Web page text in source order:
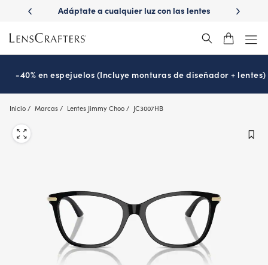
main
content
con
Adáptate a cualquier luz con las lentes
¿Es
-40% en espejuelos (Incluye monturas de diseñador + lentes)
Inicio Marcas Lentes Jimmy Choo JC3007HB